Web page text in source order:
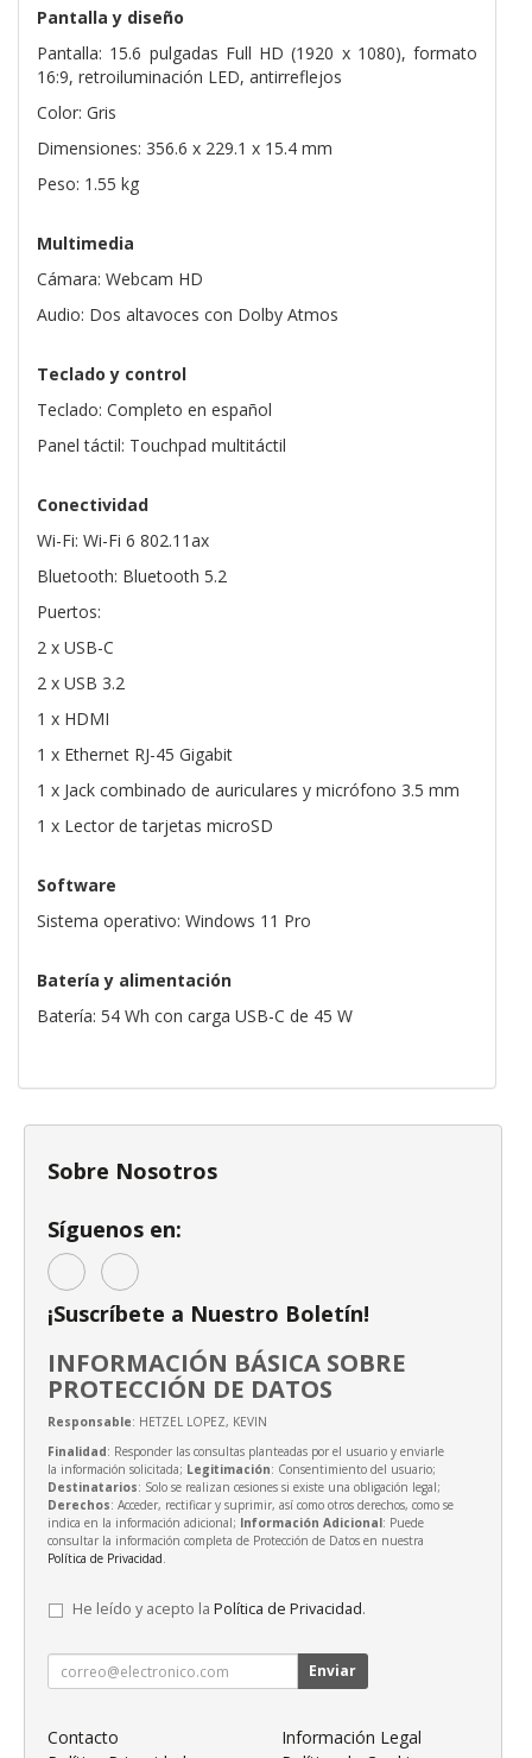
Pantalla y diseño
Pantalla: 15.6 pulgadas Full HD (1920 x 1080), formato
16:9, retroiluminación LED, antirreflejos
Color: Gris
Dimensiones: 356.6 x 229.1 x 15.4 mm
Peso: 1.55 kg
Multimedia
Cámara: Webcam HD
Audio: Dos altavoces con Dolby Atmos
Teclado y control
Teclado: Completo en español
Panel táctil: Touchpad multitáctil
Conectividad
Wi-Fi: Wi-Fi 6 802.11ax
Bluetooth: Bluetooth 5.2
Puertos:
2 x USB-C
2 x USB 3.2
1 x HDMI
1 x Ethernet RJ-45 Gigabit
1 x Jack combinado de auriculares y micrófono 3.5 mm
1 x Lector de tarjetas microSD
Software
Sistema operativo: Windows 11 Pro
Batería y alimentación
Batería: 54 Wh con carga USB-C de 45 W
Sobre Nosotros
Síguenos en:
¡Suscríbete a Nuestro Boletín!
INFORMACIÓN BÁSICA SOBRE
PROTECCIÓN DE DATOS
Responsable: HETZEL LOPEZ, KEVIN
Finalidad: Responder las consultas planteadas por el usuario y enviarle
la información solicitada; Legitimación: Consentimiento del usuario;
Destinatarios: Solo se realizan cesiones si existe una obligación legal;
Derechos: Acceder, rectificar y suprimir, así como otros derechos, como se
indica en la información adicional; Información Adicional: Puede
consultar la información completa de Protección de Datos en nuestra
Política de Privacidad.
He leído y acepto la Política de Privacidad.
Enviar
Contacto
Información Legal